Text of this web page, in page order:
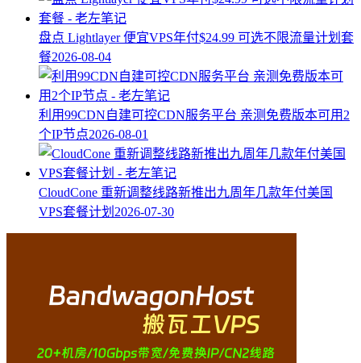
盘点 Lightlayer 便宜VPS年付$24.99 可选不限流量计划套
餐2026-08-04
利用99CDN自建可控CDN服务平台 亲测免费版本可用2
个IP节点2026-08-01
CloudCone 重新调整线路新推出九周年几款年付美国
VPS套餐计划 2026-07-30